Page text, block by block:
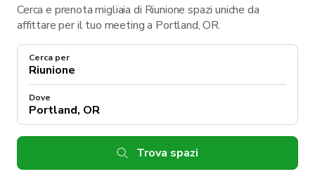
Cerca e prenota migliaia di Riunione spazi uniche da
affittare per il tuo meeting a Portland, OR.
Cerca per
Dove
Trova spazi